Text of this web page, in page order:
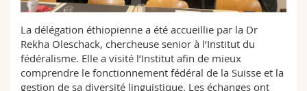
Sciences et médecine
Interfacultaire
Collaborateurs
Doctorants
Webmail
Programme des cours
MyUnifr
La délégation éthiopienne a été accueillie par la Dr
Rekha Oleschack, chercheuse senior à l’Institut du
fédéralisme. Elle a visité l’Institut afin de mieux
comprendre le fonctionnement fédéral de la Suisse et la
gestion de sa diversité linguistique. Les échanges ont